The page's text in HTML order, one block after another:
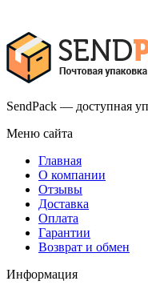
SendPack — доступная
Меню сайта
Главная
О компании
Отзывы
Доставка
Оплата
Гарантии
Возврат и обмен
Информация